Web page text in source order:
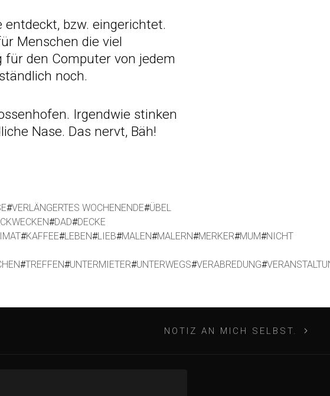
bzw. eingerichtet.
Menschen die viel
für den Computer von jedem
noch.
Irgendwie stinken
Nase. Das nervt, Bäh!
#VERLÄNGERTES WOCHENENDE#ÜBEL
#DAD#DECKE
#KAFFEE#LEBEN#LIEB#MALEN#MALERN#MERKER#MUM#NICHT
#TREFFEN#UNTERMIETER#UNTERWEGS#VERABREDUNG#
NOTIZ AN MICH SELBST.